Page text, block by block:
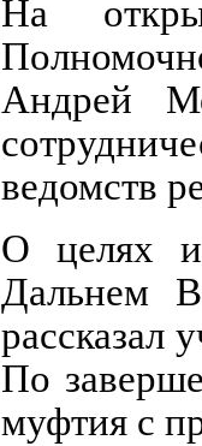
На
Андрей
ведомств
О целях и
Дальнем
рассказал
По
муфтия с